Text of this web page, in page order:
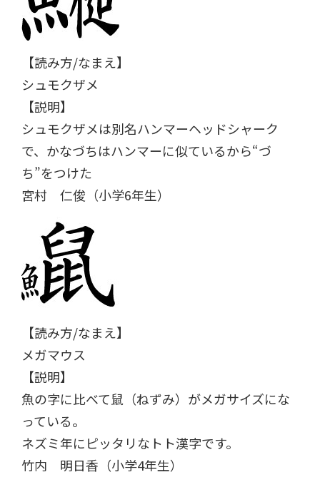
【読み方/なまえ】
シュモクザメ
【説明】
シュモクザメは別名ハンマーヘッドシャーク
で、かなづちはハンマーに似ているから“づ
ち”をつけた
宮村 仁俊（小学6年生）
【読み方/なまえ】
メガマウス
【説明】
魚の字に比べて鼠（ねずみ）がメガサイズにな
っている。
ネズミ年にピッタリなトト漢字です。
竹内 明日香（小学4年生）